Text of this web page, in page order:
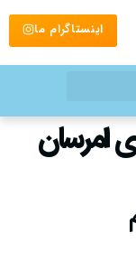
اینستاگرام ما
امرسان